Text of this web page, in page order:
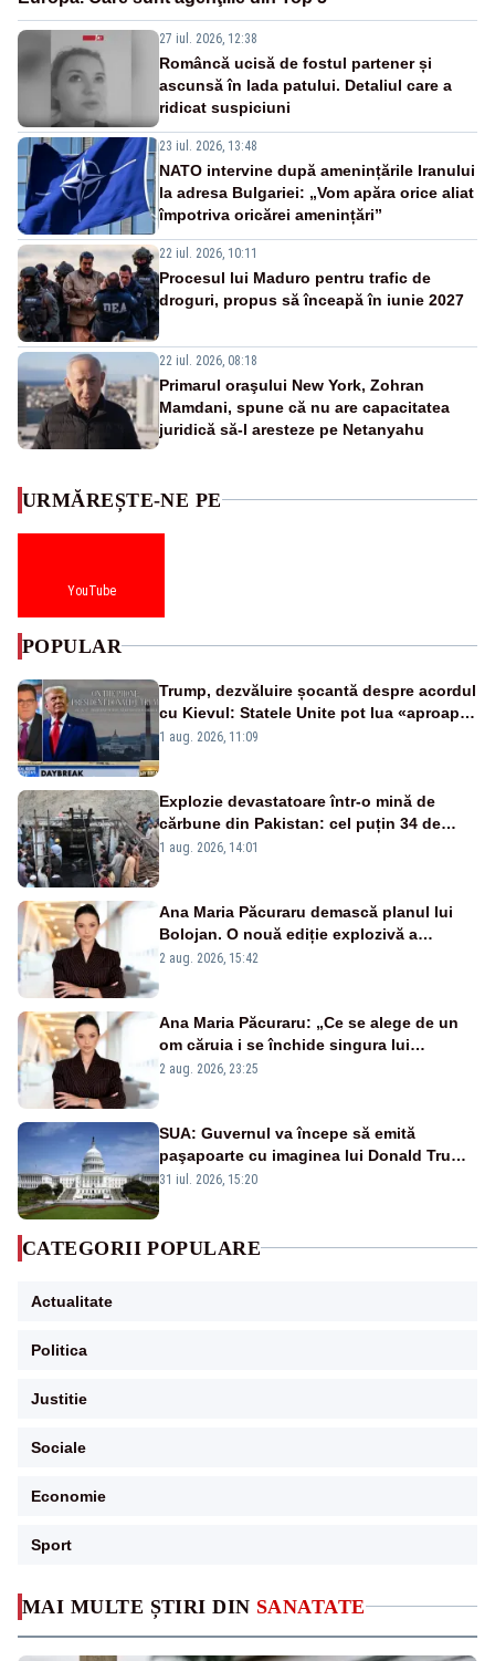
27 iul. 2026, 12:38
Româncă ucisă de fostul partener și
ascunsă în lada patului. Detaliul care a
ridicat suspiciuni
23 iul. 2026, 13:48
NATO intervine după amenințările Iranului
la adresa Bulgariei: „Vom apăra orice aliat
împotriva oricărei amenințări”
22 iul. 2026, 10:11
Procesul lui Maduro pentru trafic de
droguri, propus să înceapă în iunie 2027
22 iul. 2026, 08:18
Primarul oraşului New York, Zohran
Mamdani, spune că nu are capacitatea
juridică să-l aresteze pe Netanyahu
MAI MULTE ȘTIRI DIN SANATATE
URMĂREȘTE-NE PE
YouTube
POPULAR
Trump, dezvăluire șocantă despre acordul
cu Kievul: Statele Unite pot lua «aproape
tot ce vor» din minele Ucrainei”
1 aug. 2026, 11:09
Explozie devastatoare într-o mină de
cărbune din Pakistan: cel puțin 34 de
morți - VIDEO
1 aug. 2026, 14:01
Ana Maria Păcuraru demască planul lui
Bolojan. O nouă ediție explozivă a
emisiunii „Miza Zilei” la Realitatea PLUS
2 aug. 2026, 15:42
Ana Maria Păcuraru: „Ce se alege de un
om căruia i se închide singura lui
portiță?”
2 aug. 2026, 23:25
SUA: Guvernul va începe să emită
paşapoarte cu imaginea lui Donald Trump
începând cu 8 august
31 iul. 2026, 15:20
CATEGORII POPULARE
Actualitate
Politica
Justitie
Sociale
Economie
Sport